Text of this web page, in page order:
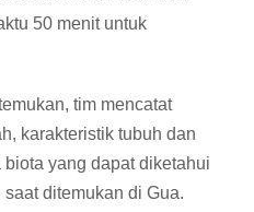
50 menit untuk
tim mencatat
karakteristik tubuh dan
yang dapat diketahui
ditemukan di Gua.